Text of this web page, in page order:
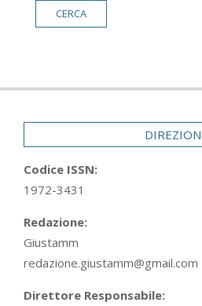
Codice ISSN:
1972-3431
Redazione:
Giustamm
redazione.giustamm@gmail.com
Direttore Responsabile: